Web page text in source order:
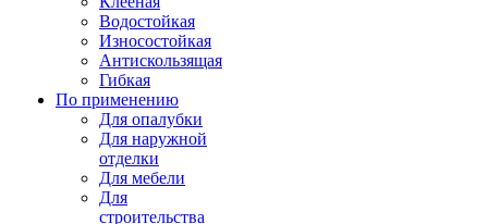
Водостойкая
Износостойкая
Антискользящая
Гибкая
По применению
Для опалубки
Для наружной
отделки
Для мебели
Для
строительства